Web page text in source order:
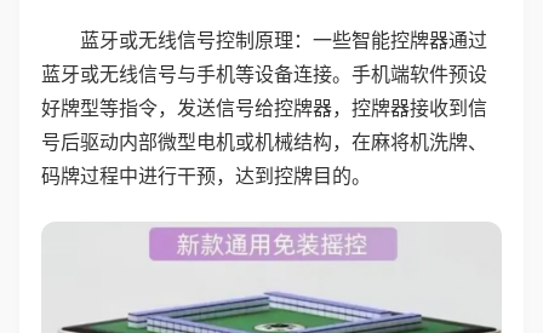
蓝牙或无线信号控制原理：一些智能控牌器通过
蓝牙或无线信号与手机等设备连接。手机端软件预设
好牌型等指令，发送信号给控牌器，控牌器接收到信
号后驱动内部微型电机或机械结构，在麻将机洗牌、
码牌过程中进行干预，达到控牌目的。